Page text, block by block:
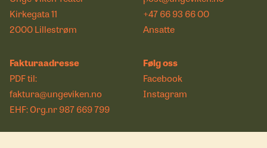
Kirkegata 11
2000 Lillestrøm
+47 66 93 66 00
Ansatte
Fakturaadresse
PDF til:
faktura@ungeviken.no
EHF: Org.nr 987 669 799
Følg oss
Facebook
Instagram